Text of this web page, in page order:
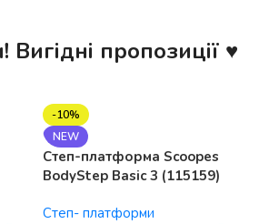
Вигідні пропозиції ♥
-10%
NEW
Степ-платформа Scoopes
BodyStep Basic 3 (115159)
рівні
Степ- платформи